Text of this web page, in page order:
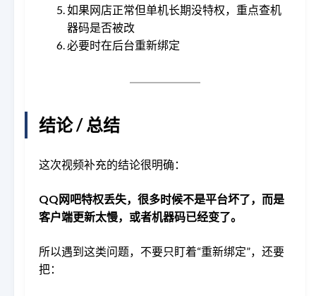
如果网店正常但单机长期没特权，重点查机
器码是否被改
必要时在后台重新绑定
结论 / 总结
这次视频补充的结论很明确：
QQ网吧特权丢失，很多时候不是平台坏了，而是
客户端更新太慢，或者机器码已经变了。
所以遇到这类问题，不要只盯着“重新绑定”，还要
把：